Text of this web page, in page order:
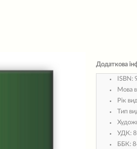
Додаткова
ISBN:
Мова
Рік
Тип
УДК:
ББК: